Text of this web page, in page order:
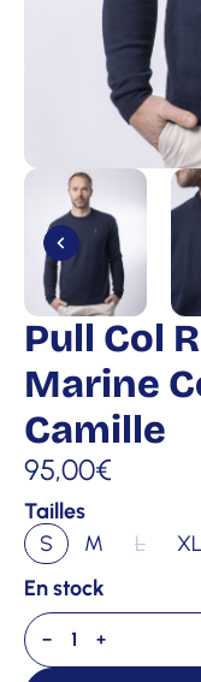
Pull Col
Marine
Camille
95,00€
Tailles
S
M L XL
En stock
− +